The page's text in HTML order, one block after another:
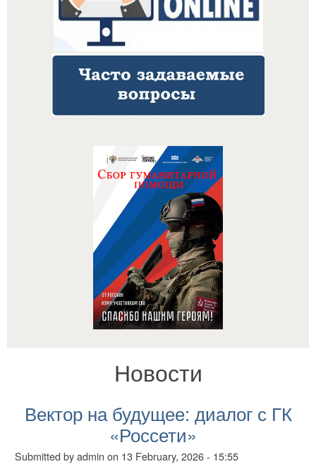
Новости
Вектор на будущее: диалог с ГК
«Россети»
Submitted byadmin on 13 February, 2026 - 15:55